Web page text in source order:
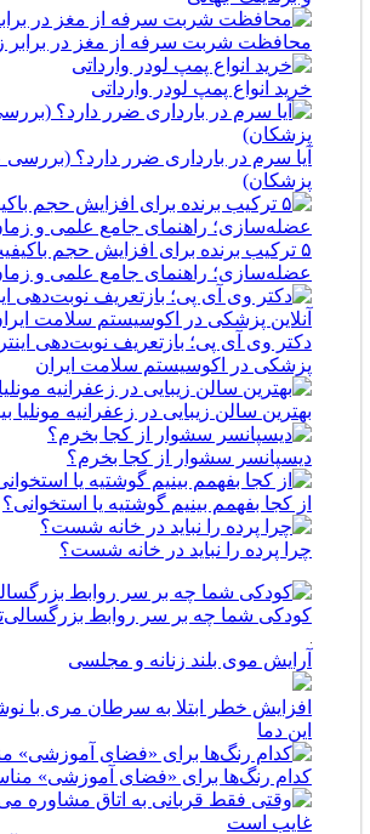
محافظت شربت سرفه از مغز در برابر
خرید انواع پمپ لودر وارداتی
آیا سرم در بارداری ضرر دارد؟ (بررسی
پزشکان)
۵ ترکیب برنده برای افزایش حجم
عضله‌سازی؛ راهنمای جامع علمی و
دکتر وی آی پی؛ بازتعریف نوبت‌دهی
پزشکی در اکوسیستم سلامت ایران
بهترین سالن زیبایی در زعفرانیه مونلیا
دیسپانسر سشوار از کجا بخرم؟
از کجا بفهمم بینیم گوشتیه یا استخوانی؟
چرا پرده را نباید در خانه شست؟
کودکی شما چه بر سر روابط
آرایش موی بلند زنانه و مجلسی
افزایش خطر ابتلا به سرطان مری با
این دما
کدام رنگ‌ها برای «فضای آموزشی»